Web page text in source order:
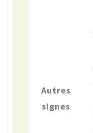
Autres
signes